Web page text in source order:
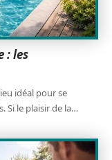
: les
idéal pour se
Si le plaisir de la…